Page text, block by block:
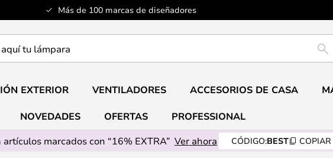
Más de 100 marcas de diseñadores
EXTERIOR VENTILADORES ACCESORIOS DE CASA
NOVEDADES OFERTAS
PROFESSIONAL
artículos marcados con “16% EXTRA” Ver ahora CÓDIGO:BEST COPIAR